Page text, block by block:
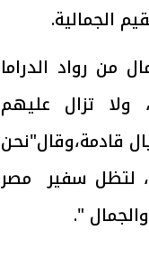
الجمالية.
من رواد الدراما
ولا تزال عليهم
قادمة،وقال"نحن
، لتظل سفير مصر
".